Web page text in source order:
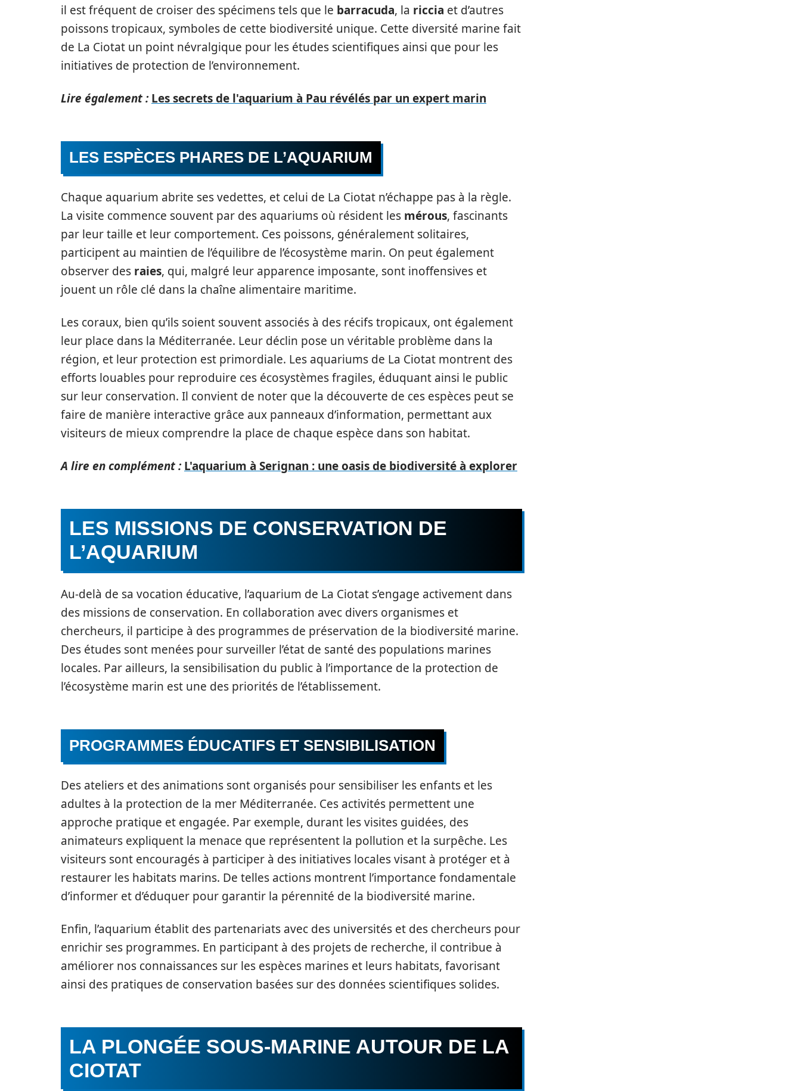
il est fréquent de croiser des spécimens tels que le barracuda, la riccia et d’autres
poissons tropicaux, symboles de cette biodiversité unique. Cette diversité marine fait
de La Ciotat un point névralgique pour les études scientifiques ainsi que pour les
initiatives de protection de l’environnement.
Lire également : Les secrets de l'aquarium à Pau révélés par un expert marin
LES ESPÈCES PHARES DE L’AQUARIUM
Chaque aquarium abrite ses vedettes, et celui de La Ciotat n’échappe pas à la règle.
La visite commence souvent par des aquariums où résident les mérous, fascinants
par leur taille et leur comportement. Ces poissons, généralement solitaires,
participent au maintien de l’équilibre de l’écosystème marin. On peut également
observer des raies, qui, malgré leur apparence imposante, sont inoffensives et
jouent un rôle clé dans la chaîne alimentaire maritime.
Les coraux, bien qu’ils soient souvent associés à des récifs tropicaux, ont également
leur place dans la Méditerranée. Leur déclin pose un véritable problème dans la
région, et leur protection est primordiale. Les aquariums de La Ciotat montrent des
efforts louables pour reproduire ces écosystèmes fragiles, éduquant ainsi le public
sur leur conservation. Il convient de noter que la découverte de ces espèces peut se
faire de manière interactive grâce aux panneaux d’information, permettant aux
visiteurs de mieux comprendre la place de chaque espèce dans son habitat.
A lire en complément : L'aquarium à Serignan : une oasis de biodiversité à explorer
LES MISSIONS DE CONSERVATION DE
L’AQUARIUM
Au-delà de sa vocation éducative, l’aquarium de La Ciotat s’engage activement dans
des missions de conservation. En collaboration avec divers organismes et
chercheurs, il participe à des programmes de préservation de la biodiversité marine.
Des études sont menées pour surveiller l’état de santé des populations marines
locales. Par ailleurs, la sensibilisation du public à l’importance de la protection de
l’écosystème marin est une des priorités de l’établissement.
PROGRAMMES ÉDUCATIFS ET SENSIBILISATION
Des ateliers et des animations sont organisés pour sensibiliser les enfants et les
adultes à la protection de la mer Méditerranée. Ces activités permettent une
approche pratique et engagée. Par exemple, durant les visites guidées, des
animateurs expliquent la menace que représentent la pollution et la surpêche. Les
visiteurs sont encouragés à participer à des initiatives locales visant à protéger et à
restaurer les habitats marins. De telles actions montrent l’importance fondamentale
d’informer et d’éduquer pour garantir la pérennité de la biodiversité marine.
Enfin, l’aquarium établit des partenariats avec des universités et des chercheurs pour
enrichir ses programmes. En participant à des projets de recherche, il contribue à
améliorer nos connaissances sur les espèces marines et leurs habitats, favorisant
ainsi des pratiques de conservation basées sur des données scientifiques solides.
LA PLONGÉE SOUS-MARINE AUTOUR DE LA
CIOTAT